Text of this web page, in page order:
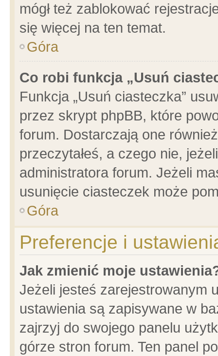
mógł też zablokować
się więcej na ten temat.
Góra
Co robi funkcja „Usuń
Funkcja „Usuń ciasteczka”
przez skrypt phpBB, które
forum. Dostarczają one
przeczytałeś, a czego nie,
administratora forum. Jeżeli
usunięcie ciasteczek może
Góra
Preferencje i
Jak zmienić moje
Jeżeli jesteś zarejestrowanym
ustawienia są zapisywane w
zajrzyj do swojego panelu
górze stron forum. Ten panel